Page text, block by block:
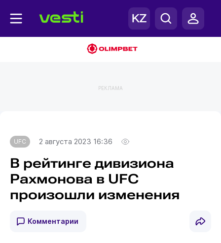
РЕКЛАМА
UFC 2 августа 2023 16:36
В рейтинге дивизиона
Рахмонова в UFC
произошли изменения
Комментарии